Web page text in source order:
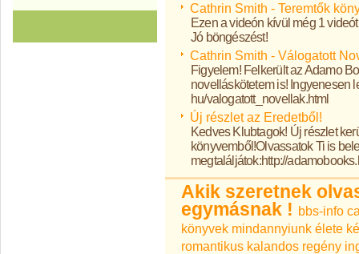
Cathrin Smith - Teremtők
Ezen a videón kívül még 1
Jó böngészést!
Cathrin Smith - Válogatott
Figyelem! Felkerült az Adamo
novelláskötetem is! Ingyenesen
hu/valogatott_novellak.html
Új részlet az Eredetből!
Kedves Klubtagok! Új részlet
könyvemből!Olvassatok Ti is
megtaláljátok:http://
Akik szeretnek
egymásnak ! bbs-info
könyvek mindannyiunk élete
romantikus kalandos regény